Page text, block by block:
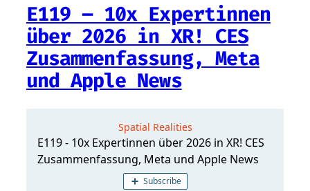
E119 – 10x Expertinnen
über 2026 in XR! CES
Zusammenfassung, Meta
und Apple News